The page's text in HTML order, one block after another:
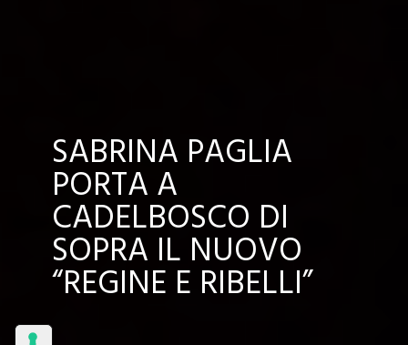
SABRINA PAGLIA
PORTA A
CADELBOSCO DI
SOPRA IL NUOVO
“REGINE E RIBELLI”